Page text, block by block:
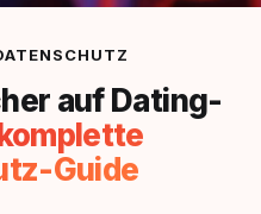
auf Dating-
Guide